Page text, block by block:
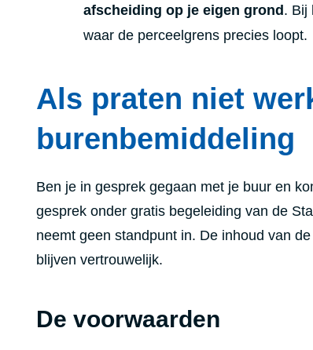
afscheiding op je eigen grond . Bij
waar de perceelgrens precies loopt.
Als praten niet
burenbemiddeling
Ben je in gesprek gegaan met je buur en
gesprek onder gratis begeleiding van de
neemt geen standpunt in. De inhoud van
blijven vertrouwelijk.
De voorwaarden